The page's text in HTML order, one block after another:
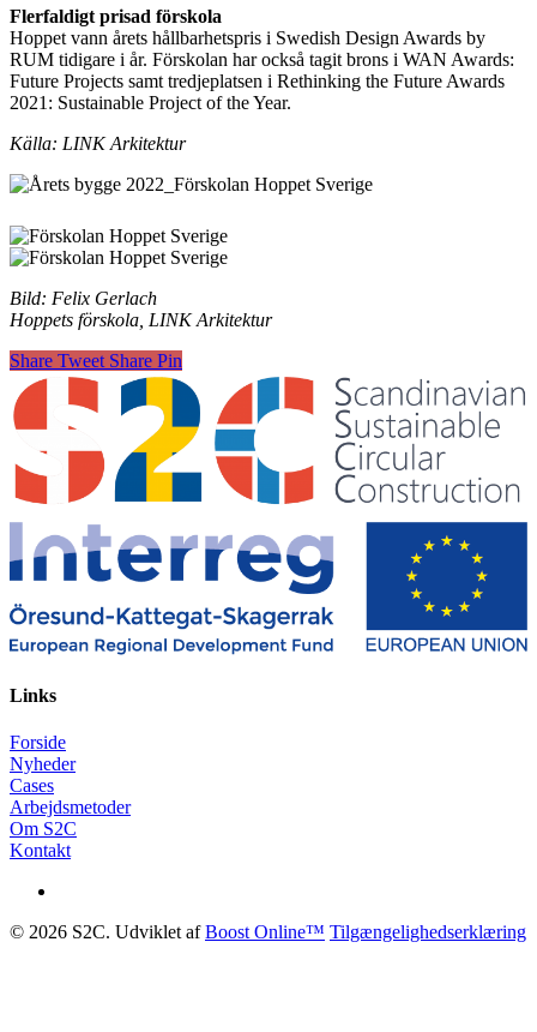
Flerfaldigt prisad förskola
Hoppet vann årets hållbarhetspris i Swedish Design Awards by
RUM tidigare i år. Förskolan har också tagit brons i WAN Awards:
Future Projects samt tredjeplatsen i Rethinking the Future Awards
2021: Sustainable Project of the Year.
Källa: LINK Arkitektur
Bild: Felix Gerlach
Hoppets förskola, LINK Arkitektur
Share Tweet Share Pin
Links
Forside
Nyheder
Cases
Arbejdsmetoder
Om S2C
Kontakt
© 2026 S2C. Udviklet afBoost Online™ Tilgængelighedserklæring